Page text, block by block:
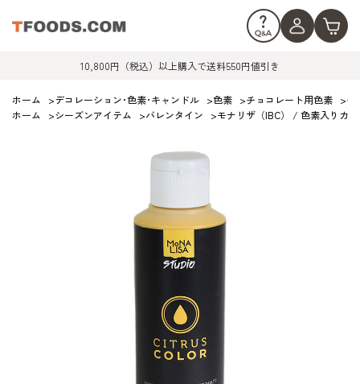
10,800円（税込）以上購入で送料550円値引き
ホーム >デコレーション･色素･キャンドル >色素 >チョコレート用色素 >モ
ホーム
>シーズンアイテム >バレンタイン >モナリザ（IBC） / 色素入りカ